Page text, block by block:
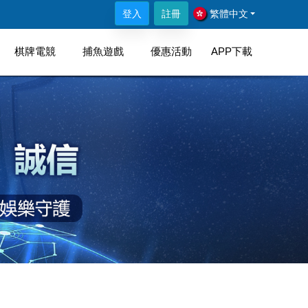
登入 註冊 繁體中文
，待全面升級完成方可正常使用此三品牌門市進行儲值，造
棋牌電競 捕魚遊戲 優惠活動 APP下載